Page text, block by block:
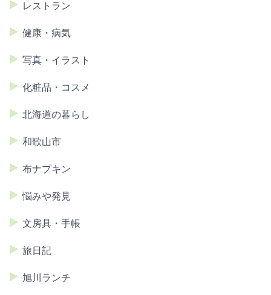
レストラン
健康・病気
写真・イラスト
化粧品・コスメ
北海道の暮らし
和歌山市
布ナプキン
悩みや発見
文房具・手帳
旅日記
旭川ランチ